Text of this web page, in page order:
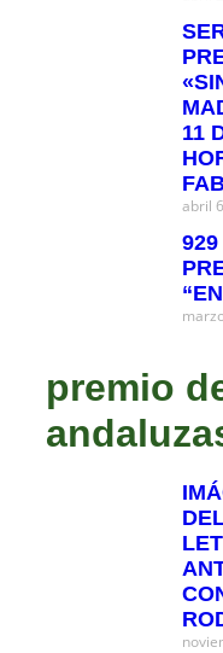
11
abril
premio